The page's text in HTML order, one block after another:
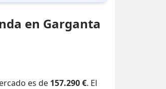
en Garganta
es de 157.290 €. El